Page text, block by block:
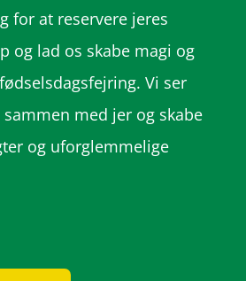
for at reservere jeres
og lad os skabe magi og
Vi ser
med jer og skabe
og uforglemmelige